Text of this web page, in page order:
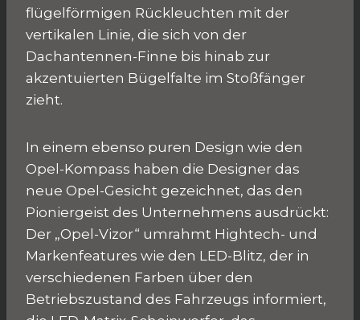
flügelförmigen Rückleuchten mit der
vertikalen Linie, die sich von der
Dachantennen-Finne bis hinab zur
akzentuierten Bügelfalte im Stoßfänger
zieht.
In einem ebenso puren Design wie den
Opel-Kompass haben die Designer das
neue Opel-Gesicht gezeichnet, das den
Pioniergeist des Unternehmens ausdrückt:
Der „Opel-Vizor“ umrahmt Hightech- und
Markenfeatures wie den LED-Blitz, der in
verschiedenen Farben über den
Betriebszustand des Fahrzeugs informiert,